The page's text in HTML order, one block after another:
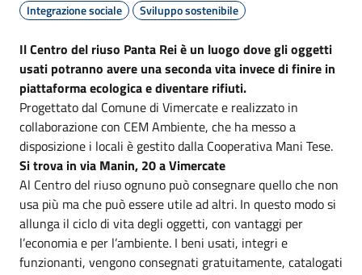
Integrazione sociale
Sviluppo sostenibile
Il Centro del riuso Panta Rei è un luogo dove gli oggetti
usati potranno avere una seconda vita invece di finire in
piattaforma ecologica e diventare rifiuti.
Progettato dal Comune di Vimercate e realizzato in
collaborazione con CEM Ambiente, che ha messo a
disposizione i locali è gestito dalla Cooperativa Mani Tese.
Si trova in via Manin, 20 a Vimercate
Al Centro del riuso ognuno può consegnare quello che non
usa più ma che può essere utile ad altri. In questo modo si
allunga il ciclo di vita degli oggetti, con vantaggi per
l’economia e per l’ambiente. I beni usati, integri e
funzionanti, vengono consegnati gratuitamente, catalogati